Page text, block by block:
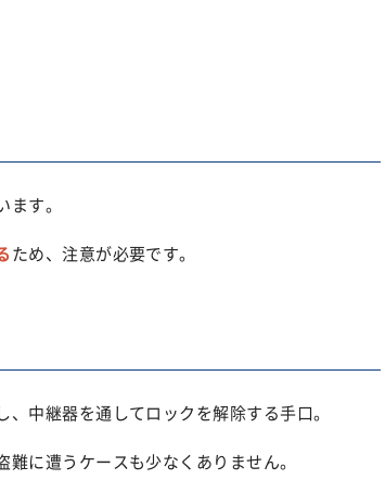
す。
ため、注意が必要です。
、中継器を通してロックを解除する手口。
に遭うケースも少なくありません。